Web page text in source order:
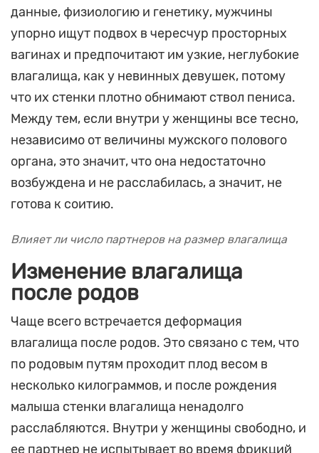
данные, физиологию и генетику, мужчины
упорно ищут подвох в чересчур просторных
вагинах и предпочитают им узкие, неглубокие
влагалища, как у невинных девушек, потому
что их стенки плотно обнимают ствол пениса.
Между тем, если внутри у женщины все тесно,
независимо от величины мужского полового
органа, это значит, что она недостаточно
возбуждена и не расслабилась, а значит, не
готова к соитию.
Влияет ли число партнеров на размер влагалища
Изменение влагалища
после родов
Чаще всего встречается деформация
влагалища после родов. Это связано с тем, что
по родовым путям проходит плод весом в
несколько килограммов, и после рождения
малыша стенки влагалища ненадолго
расслабляются. Внутри у женщины свободно, и
ее партнер не испытывает во время фрикций